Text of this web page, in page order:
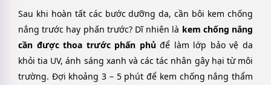
Sau khi hoàn tất các bước dưỡng da, cần bôi kem chống
nắng trước hay phấn trước? Dĩ nhiên là kem chống nắng
cần được thoa trước phấn phủđể làm lớp bảo vệ da
khỏi tia UV, ánh sáng xanh và các tác nhân gây hại từ môi
trường. Đợi khoảng 3 – 5 phút để kem chống nắng thẩm